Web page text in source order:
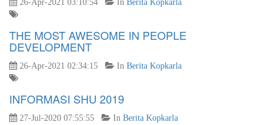
26-Apr-2021 03:10:54 In Berita Kopkarla
THE MOST AWESOME IN PEOPLE
DEVELOPMENT
26-Apr-2021 02:34:15 In Berita Kopkarla
INFORMASI SHU 2019
27-Jul-2020 07:55:55 In Berita Kopkarla